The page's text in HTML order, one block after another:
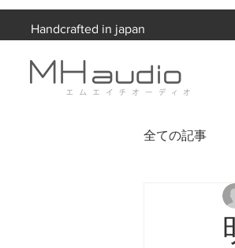
Handcrafted in japan
全ての記事
お知らせ